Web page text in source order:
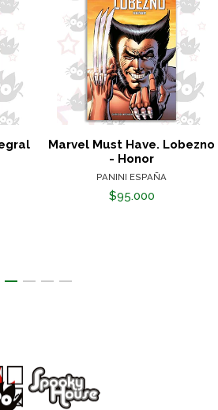
Marvel Must Have. Lobezno
- Honor
PANINI ESPAÑA
$95.000